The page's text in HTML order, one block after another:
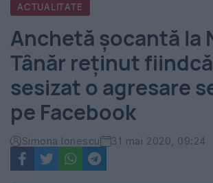
România
-
Evenimentul
Zilei
ACTUALITATE
Anchetă șocantă la
Tânăr reținut
sesizat o agresare
pe Facebook
Simona Ionescu 31 mai 2020, 09:24